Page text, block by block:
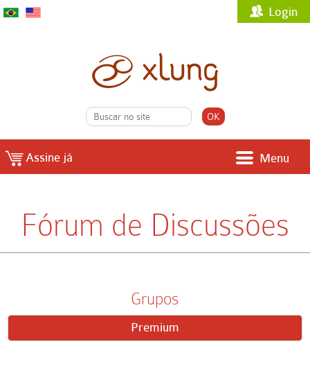
Login
Assine já Menu
Fórum de Discussões
Grupos
Premium